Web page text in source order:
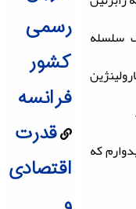
رسمی
کشور
فرانسه
قدرت
اقتصادی
923 - فرانک سلسله
کارولینژین
امیدوارم که